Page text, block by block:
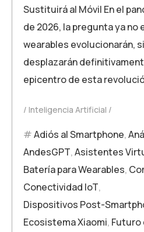
Sustituirá al Móvil En el
de 2026, la pregunta ya
wearables evolucionarán,
desplazarán
epicentro de esta
Inteligencia Artificial
Adiós al Smartphone,
AndesGPT,Asistentes
Batería para Wearables,
Conectividad IoT,
Dispositivos Post-
Ecosistema Xiaomi, Futuro